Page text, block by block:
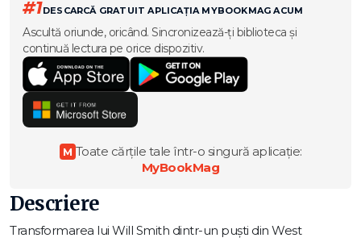
#1DESCARCĂ GRATUIT APLICAȚIA MYBOOKMAG ACUM
Ascultă oriunde, oricând. Sincronizează-ți biblioteca și
continuă lectura pe orice dispozitiv.
M Toate cărțile tale într-o singură aplicație:
MyBookMag
Descriere
Transformarea lui Will Smith dintr-un puști din West